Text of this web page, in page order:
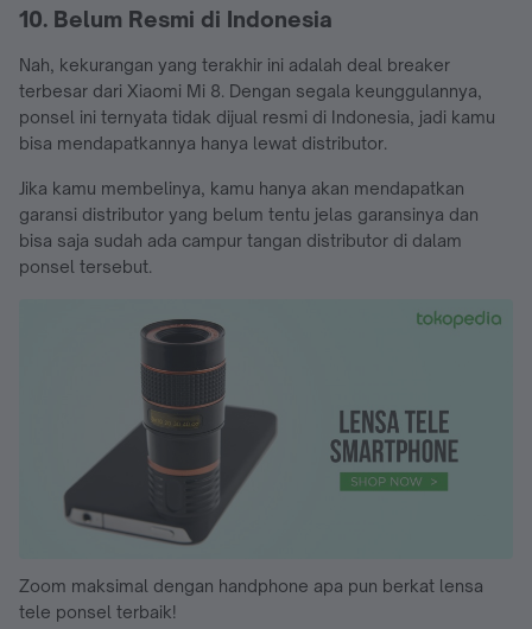
10. Belum Resmi di Indonesia
Nah, kekurangan yang terakhir ini adalah deal breaker
terbesar dari Xiaomi Mi 8. Dengan segala keunggulannya,
ponsel ini ternyata tidak dijual resmi di Indonesia, jadi kamu
bisa mendapatkannya hanya lewat distributor.
Jika kamu membelinya, kamu hanya akan mendapatkan
garansi distributor yang belum tentu jelas garansinya dan
bisa saja sudah ada campur tangan distributor di dalam
ponsel tersebut.
Zoom maksimal dengan handphone apa pun berkat lensa
tele ponsel terbaik!